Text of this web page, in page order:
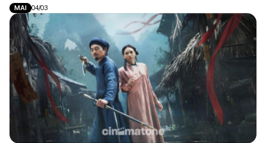
MAI 04/03